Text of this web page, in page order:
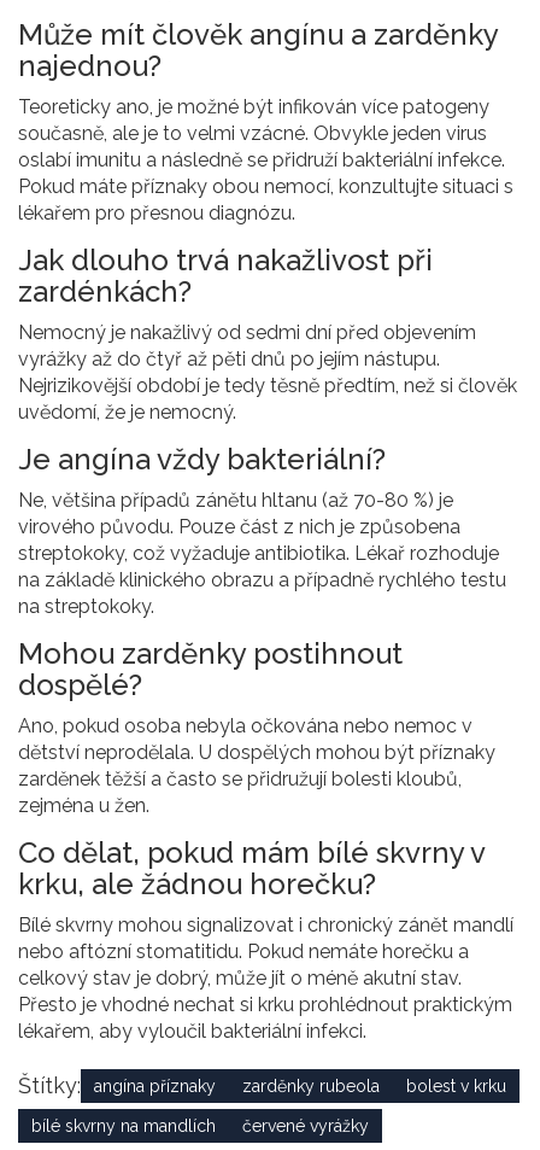
Může mít člověk angínu a zarděnky
najednou?
Teoreticky ano, je možné být infikován více patogeny
současně, ale je to velmi vzácné. Obvykle jeden virus
oslabí imunitu a následně se přidruží bakteriální infekce.
Pokud máte příznaky obou nemocí, konzultujte situaci s
lékařem pro přesnou diagnózu.
Jak dlouho trvá nakažlivost při
zardénkách?
Nemocný je nakažlivý od sedmi dní před objevením
vyrážky až do čtyř až pěti dnů po jejím nástupu.
Nejrizikovější období je tedy těsně předtím, než si člověk
uvědomí, že je nemocný.
Je angína vždy bakteriální?
Ne, většina případů zánětu hltanu (až 70-80 %) je
virového původu. Pouze část z nich je způsobena
streptokoky, což vyžaduje antibiotika. Lékař rozhoduje
na základě klinického obrazu a případně rychlého testu
na streptokoky.
Mohou zarděnky postihnout
dospělé?
Ano, pokud osoba nebyla očkována nebo nemoc v
dětství neprodělala. U dospělých mohou být příznaky
zarděnek těžší a často se přidružují bolesti kloubů,
zejména u žen.
Co dělat, pokud mám bílé skvrny v
krku, ale žádnou horečku?
Bílé skvrny mohou signalizovat i chronický zánět mandlí
nebo aftózní stomatitidu. Pokud nemáte horečku a
celkový stav je dobrý, může jít o méně akutní stav.
Přesto je vhodné nechat si krku prohlédnout praktickým
lékařem, aby vyloučil bakteriální infekci.
Štítky: angína příznaky zarděnky rubeola bolest v krku
bílé skvrny na mandlích červené vyrážky